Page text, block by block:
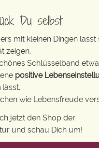
Du selbst
mit kleinen Dingen lässt
zeigen.
Schlüsselband
positive
lässt.
wie Lebensfreude
jetzt den Shop der
und schau Dich um!